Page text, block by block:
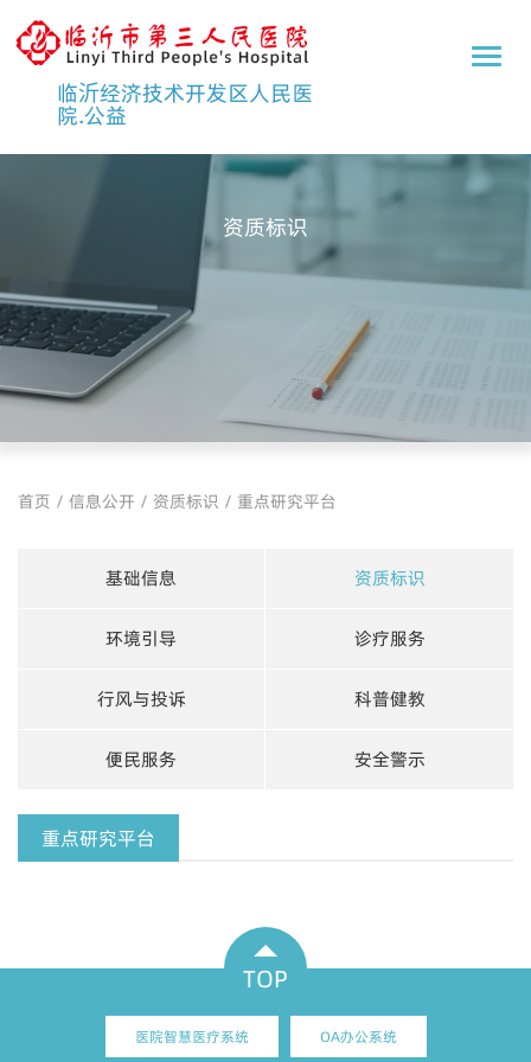
临
三
人
临沂经济技术开发区人民医
院.公益
资质标识
首页 / 信息公开 / 资质标识 / 重点研究平台
基础信息 资质标识
环境引导 诊疗服务
行风与投诉 科普健教
便民服务 安全警示
重点研究平台
TOP
医院智慧医疗系统 OA办公系统